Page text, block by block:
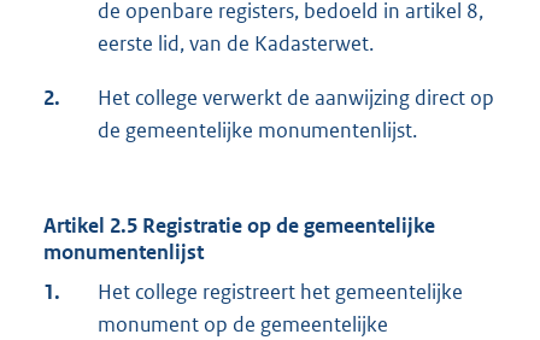
de openbare registers, bedoeld in artikel 8,
eerste lid, van de Kadasterwet.
2.
Het college verwerkt de aanwijzing direct op
de gemeentelijke monumentenlijst.
Artikel 2.5 Registratie op de gemeentelijke
monumentenlijst
1.
Het college registreert het gemeentelijke
monument op de gemeentelijke